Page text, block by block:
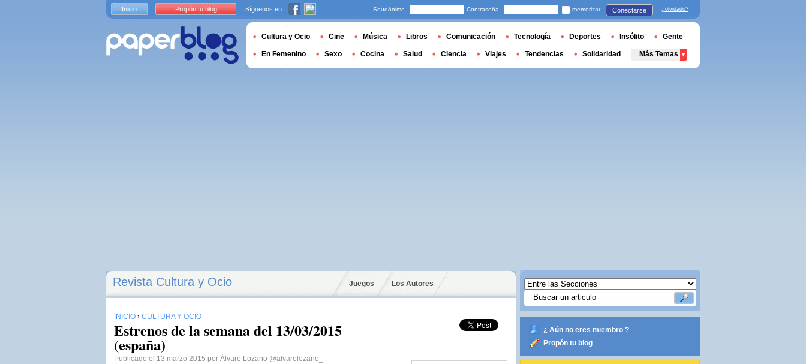
Revista Cultura y Ocio Juegos Los Autores
INICIO › CULTURA Y OCIO
Estrenos de la semana del 13/03/2015
(españa)
Publicado el 13 marzo 2015 por Álvaro Lozano @alvarolozano_
¿ Aún no eres miembro ?
Propón tu blog
Inicio Propón tu blog Síguenos en Seudónimo Contraseña memorizar Conectarse ¿olvidado?
Cultura y Ocio Cine Música Libros Comunicación Tecnología Deportes Insólito Gente
En Femenino Sexo Cocina Salud Ciencia Viajes Tendencias Solidaridad Más Temas